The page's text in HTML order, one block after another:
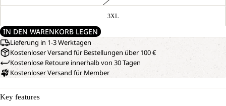
3XL
IN DEN WARENKORB LEGEN
Lieferung in 1-3 Werktagen
Kostenloser Versand für Bestellungen über 100 €
Kostenlose Retoure innerhalb von 30 Tagen
Kostenloser Versand für Member
Key features